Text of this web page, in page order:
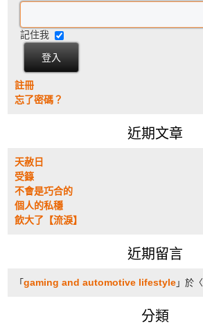
記住我
註冊
忘了密碼？
近期文章
天赦日
受籙
不會是巧合的
個人的私穩
飲大了【流淚】
近期留言
「gaming and automotive lifestyle 」於〈
分類